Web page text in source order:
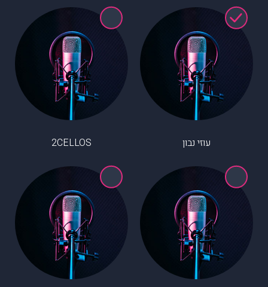
עוזי נבון 2CELLOS